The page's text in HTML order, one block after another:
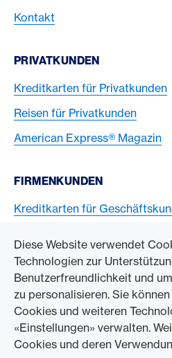
Diese Website verwendet
Technologien zur
Benutzerfreundlichkeit und
zu personalisieren. Sie
Cookies und weiteren
«Einstellungen» verwalten.
Cookies und deren
Kontakt
PRIVATKUNDEN
Kreditkarten für Privatkunden
Reisen für Privatkunden
American Express® Magazin
FIRMENKUNDEN
Kreditkarten für
ZUM UNTERNEHMEN
Swisscard AECS GmbH
American Express Weltweit